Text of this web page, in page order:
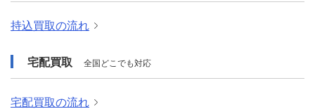
持込買取の流れ
宅配買取 全国どこでも対応
宅配買取の流れ